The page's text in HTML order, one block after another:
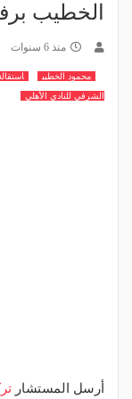
الخطيب
منذ 6 سنوات
محمود الخطيب
الشرفي للنادي الأهلي
أرسل المستشار